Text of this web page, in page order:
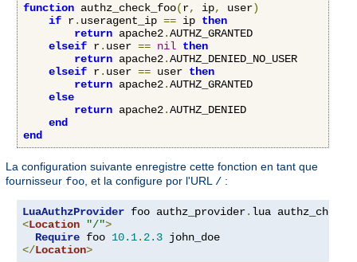
function authz_check_foo(r, ip, user)
if r. useragent_ip == ip then
return apache2.AUTHZ_GRANTED
elseif r. user == nil then
return apache2.AUTHZ_DENIED_NO_USER
elseif r. user == user then
return apache2.AUTHZ_GRANTED
else
return apache2.AUTHZ_DENIED
end
end
La configuration suivante enregistre cette fonction en tant que
fournisseur foo , et la configure por l'URL / :
LuaAuthzProvider foo authz_provider.
<Location "/">
Require foo 10.1. 2.3
</Location>